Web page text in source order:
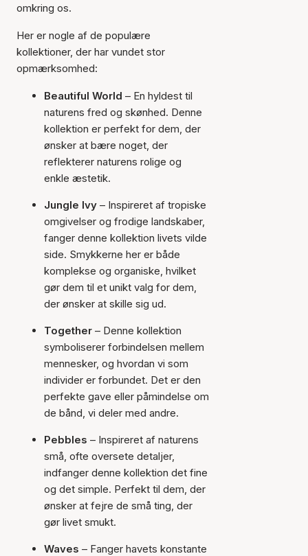
omkring os.
Her er nogle af de populære
kollektioner, der har vundet stor
opmærksomhed:
Beautiful World – En hyldest til
naturens fred og skønhed. Denne
kollektion er perfekt for dem, der
ønsker at bære noget, der
reflekterer naturens rolige og
enkle æstetik.
Jungle Ivy – Inspireret af tropiske
omgivelser og frodige landskaber,
fanger denne kollektion livets vilde
side. Smykkerne her er både
komplekse og organiske, hvilket
gør dem til et unikt valg for dem,
der ønsker at skille sig ud.
Together – Denne kollektion
symboliserer forbindelsen mellem
mennesker, og hvordan vi som
individer er forbundet. Det er den
perfekte gave eller påmindelse om
de bånd, vi deler med andre.
Pebbles – Inspireret af naturens
små, ofte oversete detaljer,
indfanger denne kollektion det fine
og det simple. Perfekt til dem, der
ønsker at fejre de små ting, der
gør livet smukt.
Waves – Fanger havets konstante